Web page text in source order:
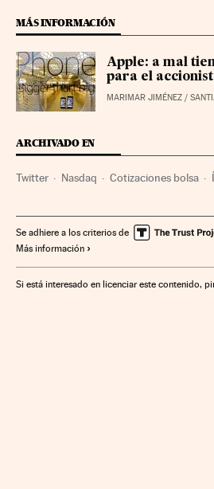
MÁS INFORMACIÓN
Apple: a mal
para el
MARIMAR JIMÉNEZ /
ARCHIVADO EN
Twitter Nasdaq Cotizaciones bolsa
Mercados financieros Empresas
Se adhiere a los criterios de
Más información
Si está interesado en licenciar este contenido,